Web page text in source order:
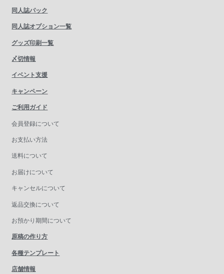
同人誌パック
同人誌オプション一覧
グッズ印刷一覧
〆切情報
イベント支援
キャンペーン
ご利用ガイド
会員登録について
お支払い方法
送料について
お届けについて
キャンセルについて
返品交換について
お預かり期間について
原稿の作り方
各種テンプレート
店舗情報